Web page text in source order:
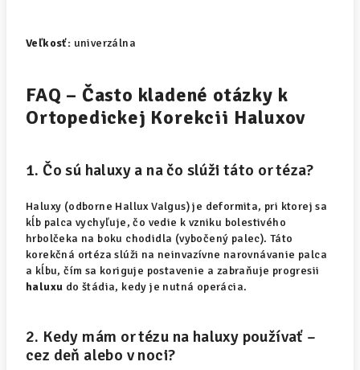
Veľkosť: univerzálna
FAQ – Často kladené otázky k
Ortopedickej Korekcii Haluxov
1. Čo sú haluxy a na čo slúži táto ortéza?
Haluxy (odborne Hallux Valgus) je deformita, pri ktorej sa
kĺb palca vychyľuje, čo vedie k vzniku bolestivého
hrbolčeka na boku chodidla (vybočený palec). Táto
korekčná ortéza slúži na neinvazívne narovnávanie palca
a kĺbu, čím sa koriguje postavenie a zabraňuje progresii
haluxu do štádia, kedy je nutná operácia.
2. Kedy mám ortézu na haluxy používať –
cez deň alebo v noci?